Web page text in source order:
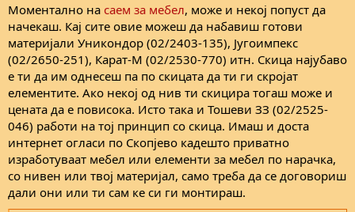
Моментално на саем за мебел, може и некој попуст да
начекаш. Кај сите овие можеш да набавиш готови
материјали Уникондор (02/2403-135), Југоимпекс
(02/2650-251), Карат-М (02/2530-770) итн. Скица најубаво
е ти да им однесеш па по скицата да ти ги скројат
елементите. Ако некој од нив ти скицира тогаш може и
цената да е повисока. Исто така и Тошеви ЗЗ (02/2525-
046) работи на тој принцип со скица. Имаш и доста
интернет огласи по Скопјево кадешто приватно
изработуваат мебел или елементи за мебел по нарачка,
со нивен или твој материјал, само треба да се договориш
дали они или ти сам ке си ги монтираш.